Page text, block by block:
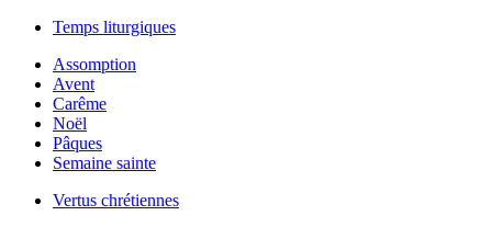
Temps liturgiques
Assomption
Avent
Carême
Noël
Pâques
Semaine sainte
Vertus chrétiennes